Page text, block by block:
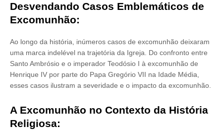
Desvendando Casos Emblemáticos de
Excomunhão:
Ao longo da história, inúmeros casos de excomunhão deixaram
uma marca indelével na trajetória da Igreja. Do confronto entre
Santo Ambrósio e o imperador Teodósio I à excomunhão de
Henrique IV por parte do Papa Gregório VII na Idade Média,
esses casos ilustram a severidade e o impacto da excomunhão.
A Excomunhão no Contexto da História
Religiosa: